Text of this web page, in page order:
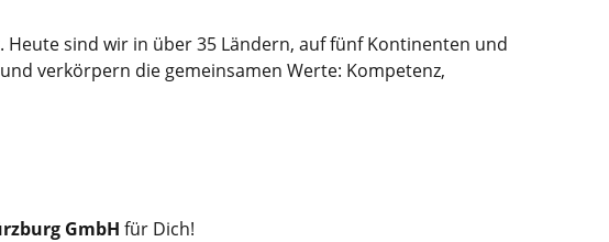
sind wir in über 35 Ländern, auf fünf Kontinenten und
verkörpern die gemeinsamen Werte: Kompetenz,
GmbH für Dich!